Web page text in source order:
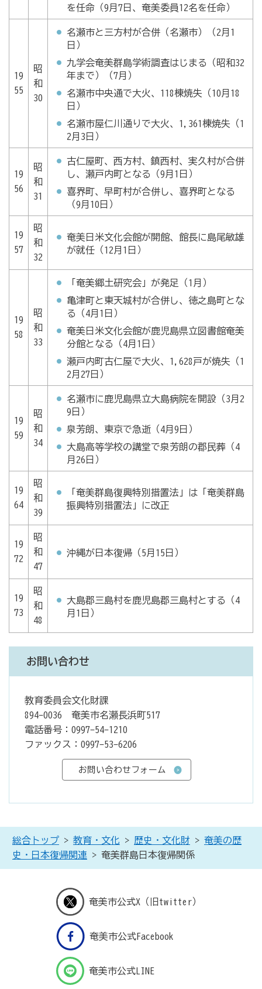
を任命（9月7日、奄美委員12名を任命）
19
55
昭
和
30
名瀬市と三方村が合併（名瀬市）（2月1
日）
九学会奄美群島学術調査はじまる（昭和32
年まで）（7月）
名瀬市中央通で大火、118棟焼失（10月18
日）
名瀬市屋仁川通りで大火、1,361棟焼失（1
2月3日）
19
56
昭
和
31
古仁屋町、西方村、鎮西村、実久村が合併
し、瀬戸内町となる（9月1日）
喜界町、早町村が合併し、喜界町となる
（9月10日）
19
57
昭
和
32
奄美日米文化会館が開館、館長に島尾敏雄
が就任（12月1日）
19
58
昭
和
33
「奄美郷土研究会」が発足（1月）
亀津町と東天城村が合併し、徳之島町とな
る（4月1日）
奄美日米文化会館が鹿児島県立図書館奄美
分館となる（4月1日）
瀬戸内町古仁屋で大火、1,628戸が焼失（1
2月27日）
19
59
昭
和
34
名瀬市に鹿児島県立大島病院を開設（3月2
9日）
泉芳朗、東京で急逝（4月9日）
大島高等学校の講堂で泉芳朗の郡民葬（4
月26日）
19
64
昭
和
39
「奄美群島復興特別措置法」は「奄美群島
振興特別措置法」に改正
19
72
昭
和
47
沖縄が日本復帰（5月15日）
19
73
昭
和
48
大島郡三島村を鹿児島郡三島村とする（4
月1日）
お問い合わせ
教育委員会文化財課
894-0036 奄美市名瀬長浜町517
電話番号：0997-54-1210
ファックス：0997-53-6206
総合トップ > 教育・文化 > 歴史・文化財 > 奄美の歴
史・日本復帰関連 > 奄美群島日本復帰関係
奄美市公式X（旧twitter）
奄美市公式Facebook
奄美市公式LINE